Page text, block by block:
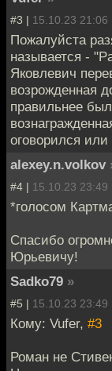
#3 | 15.10.23 21:06
Пожалуйста
называется -
Яковлевич
возрожденная
правильнее
оговорился
alexey.n.volkov
#4 | 15.10.23 23:49
*голосом
Спасибо
Юрьевичу!
Sadko79 »
#5 | 15.10.23 23:49
Кому: Vufer, #3
Роман не